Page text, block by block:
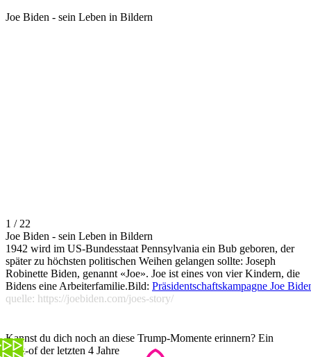
Joe Biden - sein Leben in Bildern
1 / 22
Joe Biden - sein Leben in Bildern
1942 wird im US-Bundesstaat Pennsylvania ein Bub geboren, der
später zu höchsten politischen Weihen gelangen sollte: Joseph
Robinette Biden, genannt «Joe». Joe ist eines von vier Kindern, die
Bidens eine Arbeiterfamilie.Bild: Präsidentschaftskampagne Joe
quelle: https://joebiden.com/joes-story/
Kannst du dich noch an diese Trump-Momente erinnern? Ein
Best-of der letzten 4 Jahre